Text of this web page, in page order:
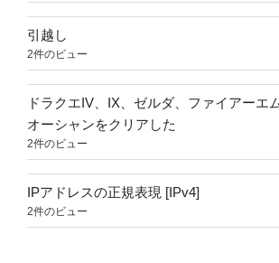
引越し
2件のビュー
ドラクエIV、IX、ゼルダ、ファイアーエ
オーシャンをクリアした
2件のビュー
IPアドレスの正規表現 [IPv4]
2件のビュー